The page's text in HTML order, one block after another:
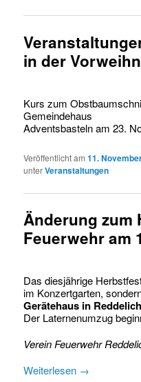
in der
Kurs zum
Gemeindehaus
Adventsbasteln am 23.
Veröffentlicht am11.
unterVeranstaltungen
Änderung zum
Feuerwehr am
Das diesjährige
im Konzertgarten,
Gerätehaus in Reddelich
Der Laternenumzug
Verein Feuerwehr
Weiterlesen →